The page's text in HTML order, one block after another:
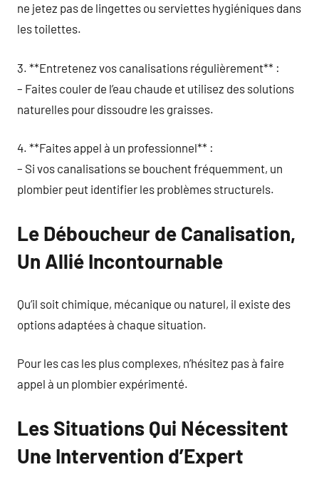
ne jetez pas de lingettes ou serviettes hygiéniques dans
les toilettes.
3. **Entretenez vos canalisations régulièrement** :
– Faites couler de l’eau chaude et utilisez des solutions
naturelles pour dissoudre les graisses.
4. **Faites appel à un professionnel** :
– Si vos canalisations se bouchent fréquemment, un
plombier peut identifier les problèmes structurels.
Le Déboucheur de Canalisation,
Un Allié Incontournable
Qu’il soit chimique, mécanique ou naturel, il existe des
options adaptées à chaque situation.
Pour les cas les plus complexes, n’hésitez pas à faire
appel à un plombier expérimenté.
Les Situations Qui Nécessitent
Une Intervention d’Expert